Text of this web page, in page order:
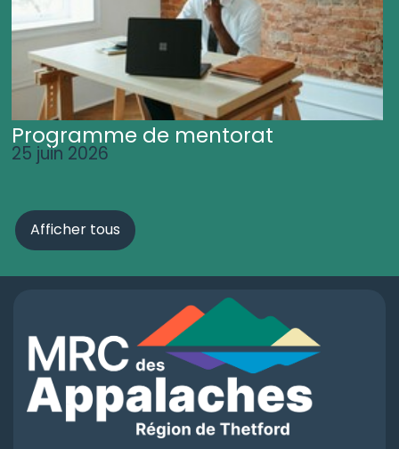
Programme de mentorat
25 juin 2026
Afficher tous